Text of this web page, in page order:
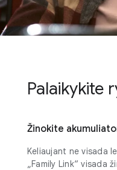
Palaikykite
Žinokite
Keliaujant ne visada
„Family Link“ visada